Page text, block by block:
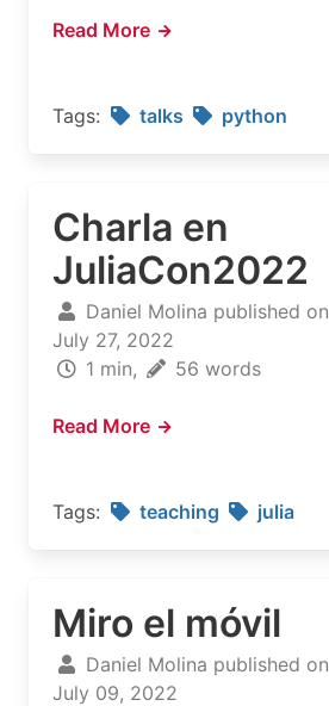
Read More
Tags: talks python
Charla en
JuliaCon2022
Daniel Molina published on
July 27, 2022
1 min,
56 words
Read More
Tags: teaching julia
Miro el móvil
Daniel Molina published on
July 09, 2022